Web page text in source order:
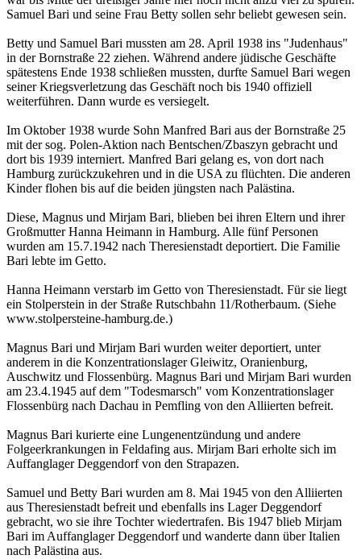
Samuel Bari und seine Frau Betty sollen sehr beliebt gewesen sein.
Betty und Samuel Bari mussten am 28. April 1938 ins "Judenhaus"
in der Bornstraße 22 ziehen. Während andere jüdische Geschäfte
spätestens Ende 1938 schließen mussten, durfte Samuel Bari wegen
seiner Kriegsverletzung das Geschäft noch bis 1940 offiziell
weiterführen. Dann wurde es versiegelt.
Im Oktober 1938 wurde Sohn Manfred Bari aus der Bornstraße 25
mit der sog. Polen-Aktion nach Bentschen/Zbaszyn gebracht und
dort bis 1939 interniert. Manfred Bari gelang es, von dort nach
Hamburg zurückzukehren und in die USA zu flüchten. Die anderen
Kinder flohen bis auf die beiden jüngsten nach Palästina.
Diese, Magnus und Mirjam Bari, blieben bei ihren Eltern und ihrer
Großmutter Hanna Heimann in Hamburg. Alle fünf Personen
wurden am 15.7.1942 nach Theresienstadt deportiert. Die Familie
Bari lebte im Getto.
Hanna Heimann verstarb im Getto von Theresienstadt. Für sie liegt
ein Stolperstein in der Straße Rutschbahn 11/Rotherbaum. (Siehe
www.stolpersteine-hamburg.de.)
Magnus Bari und Mirjam Bari wurden weiter deportiert, unter
anderem in die Konzentrationslager Gleiwitz, Oranienburg,
Auschwitz und Flossenbürg. Magnus Bari und Mirjam Bari wurden
am 23.4.1945 auf dem "Todesmarsch" vom Konzentrationslager
Flossenbürg nach Dachau in Pemfling von den Alliierten befreit.
Magnus Bari kurierte eine Lungenentzündung und andere
Folgeerkrankungen in Feldafing aus. Mirjam Bari erholte sich im
Auffanglager Deggendorf von den Strapazen.
Samuel und Betty Bari wurden am 8. Mai 1945 von den Alliierten
aus Theresienstadt befreit und ebenfalls ins Lager Deggendorf
gebracht, wo sie ihre Tochter wiedertrafen. Bis 1947 blieb Mirjam
Bari im Auffanglager Deggendorf und wanderte dann über Italien
nach Palästina aus.